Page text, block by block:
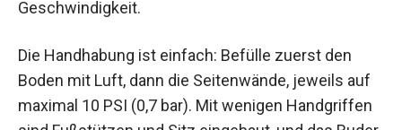
sowohl steif als auch leistungsfähig ist. Das
überrascht mit seiner Geschwindigkeit.
Die Handhabung ist einfach: Befülle zuerst den